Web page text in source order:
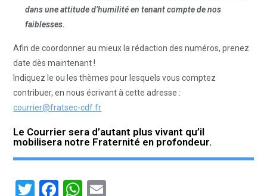
dans une attitude d’humilité en tenant compte de nos
faiblesses.
Afin de coordonner au mieux la rédaction des numéros, prenez
date dès maintenant !
Indiquez le ou les thèmes pour lesquels vous comptez
contribuer, en nous écrivant à cette adresse :
courrier@fratsec-cdf.fr
Le Courrier sera d’autant plus vivant qu’il
mobilisera notre Fraternité en profondeur.
T F W